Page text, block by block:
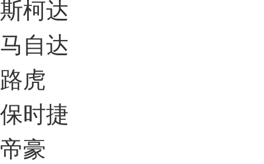
斯柯达
马自达
路虎
保时捷
帝豪